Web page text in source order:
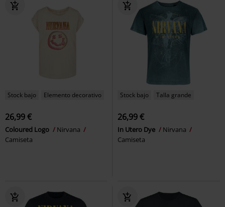
Stock bajo Elemento decorativo
26,99 €
Coloured Logo
Nirvana
Camiseta
Stock bajo Talla grande
26,99 €
In Utero Dye
Nirvana
Camiseta